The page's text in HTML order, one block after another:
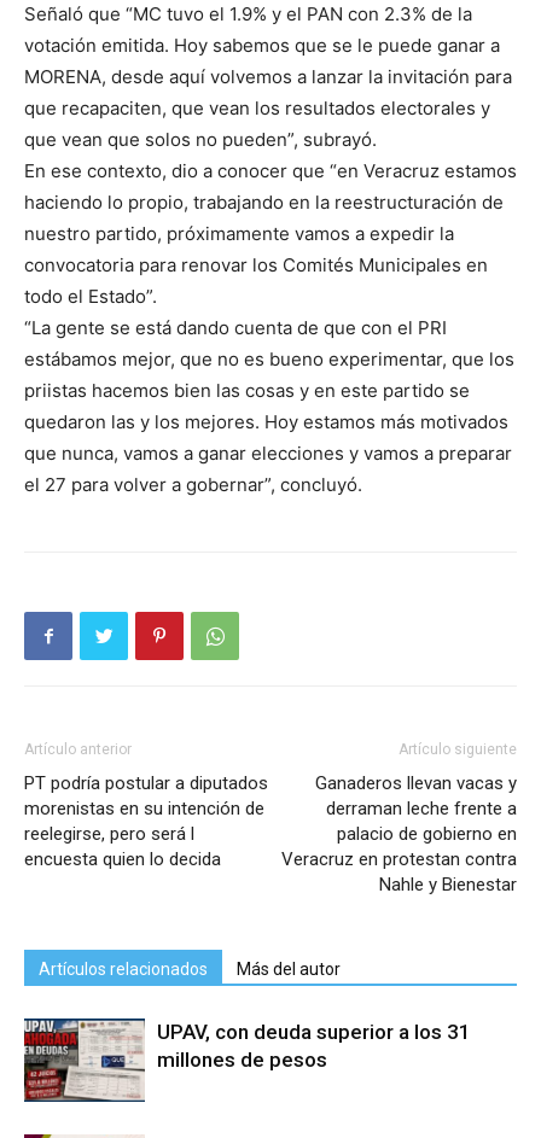
Señaló que “MC tuvo el 1.9% y el PAN con 2.3% de la
votación emitida. Hoy sabemos que se le puede ganar a
MORENA, desde aquí volvemos a lanzar la invitación para
que recapaciten, que vean los resultados electorales y
que vean que solos no pueden”, subrayó.
En ese contexto, dio a conocer que “en Veracruz estamos
haciendo lo propio, trabajando en la reestructuración de
nuestro partido, próximamente vamos a expedir la
convocatoria para renovar los Comités Municipales en
todo el Estado”.
“La gente se está dando cuenta de que con el PRI
estábamos mejor, que no es bueno experimentar, que los
priistas hacemos bien las cosas y en este partido se
quedaron las y los mejores. Hoy estamos más motivados
que nunca, vamos a ganar elecciones y vamos a preparar
el 27 para volver a gobernar”, concluyó.
Artículo anterior
PT podría postular a diputados
morenistas en su intención de
reelegirse, pero será l
encuesta quien lo decida
Artículo siguiente
Ganaderos llevan vacas y
derraman leche frente a
palacio de gobierno en
Veracruz en protestan contra
Nahle y Bienestar
Artículos relacionados Más del autor
UPAV, con deuda superior a los 31
millones de pesos